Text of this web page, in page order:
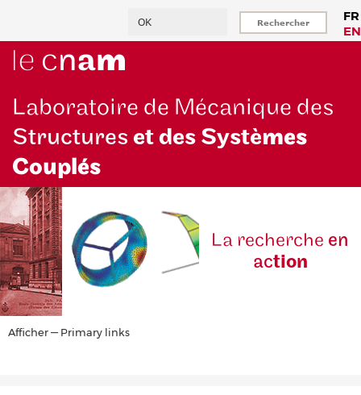
principal
FR
EN
Laboratoire de Mécanique des
Structures et des Systèmes
Couplés
La recherche en
action
Primary
Afficher — Primary links